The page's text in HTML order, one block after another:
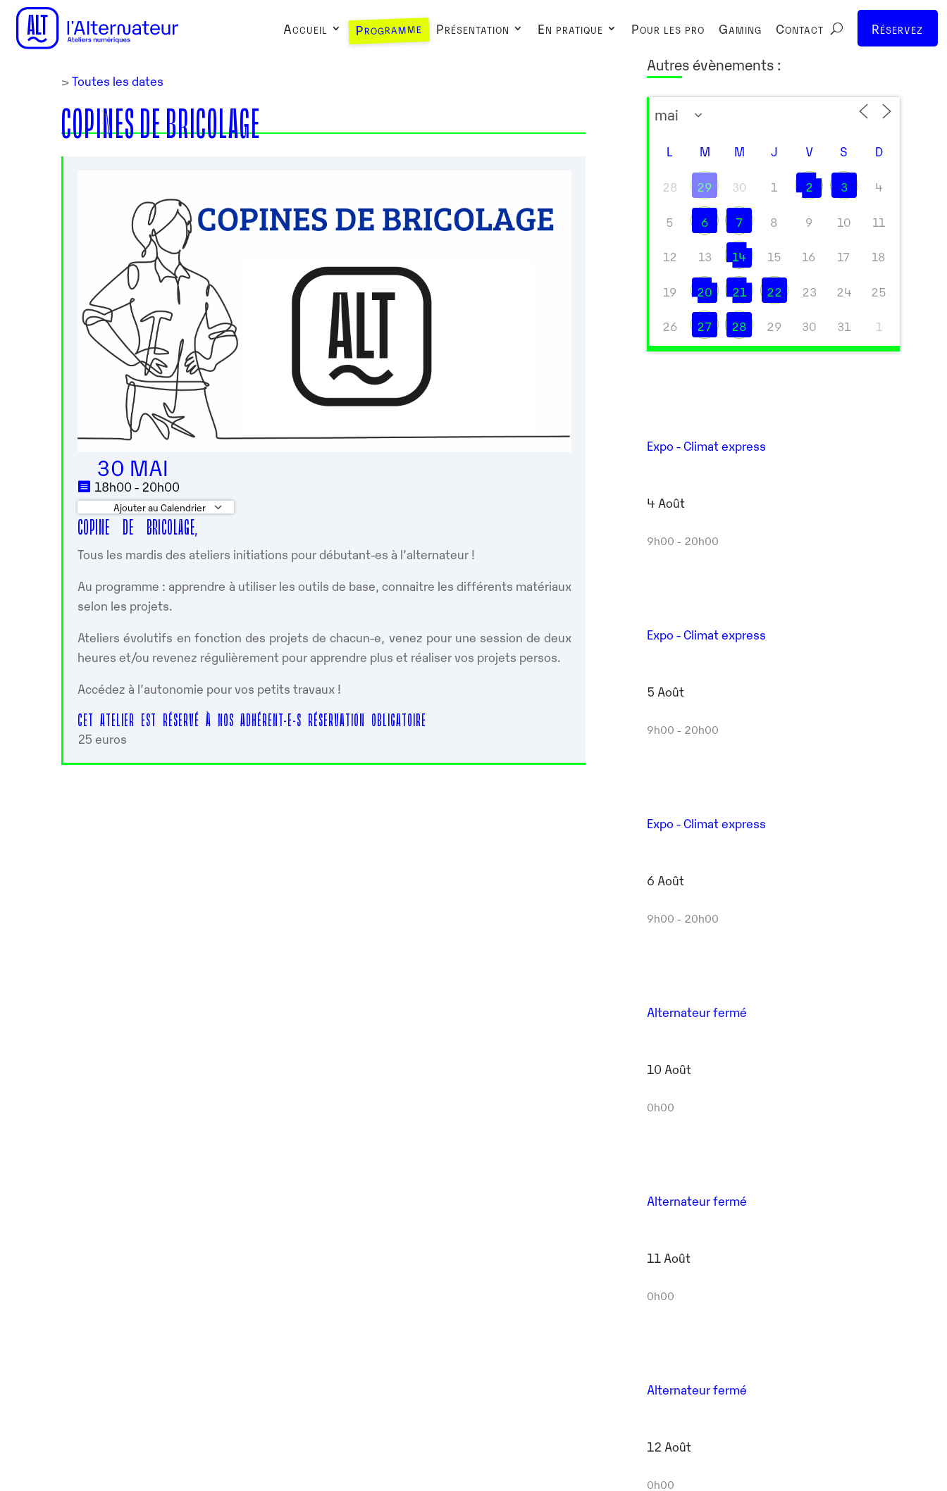
Accueil Programme Présentation En pratique Pour les pro Gaming Contact Réservez
> Toutes les dates
COPINES DE BRICOLAGE
30 MAI
18h00 - 20h00
Ajouter au Calendrier
Télécharger ICS
COPINE DE BRICOLAGE,
Tous les mardis des ateliers initiations pour débutant-es à l’alternateur !
Au programme : apprendre à utiliser les outils de base, connaitre les différents matériaux
selon les projets.
Ateliers évolutifs en fonction des projets de chacun-e, venez pour une session de deux
heures et/ou revenez régulièrement pour apprendre plus et réaliser vos projets persos.
Accédez à l’autonomie pour vos petits travaux !
CET ATELIER EST RÉSERVÉ À NOS ADHÉRENT-E-S RÉSERVATION OBLIGATOIRE
25 euros
Autres évènements :
L M M J V S D
28 29 30 1 2 3 4
5 6 7 8 9 10 11
12 13 14 15 16 17 18
19 20 21 22 23 24 25
26 27 28 29 30 31 1
Expo - Climat express
4 Août
9h00 - 20h00
Expo - Climat express
5 Août
9h00 - 20h00
Expo - Climat express
6 Août
9h00 - 20h00
Alternateur fermé
10 Août
0h00
Alternateur fermé
11 Août
0h00
Alternateur fermé
12 Août
0h00